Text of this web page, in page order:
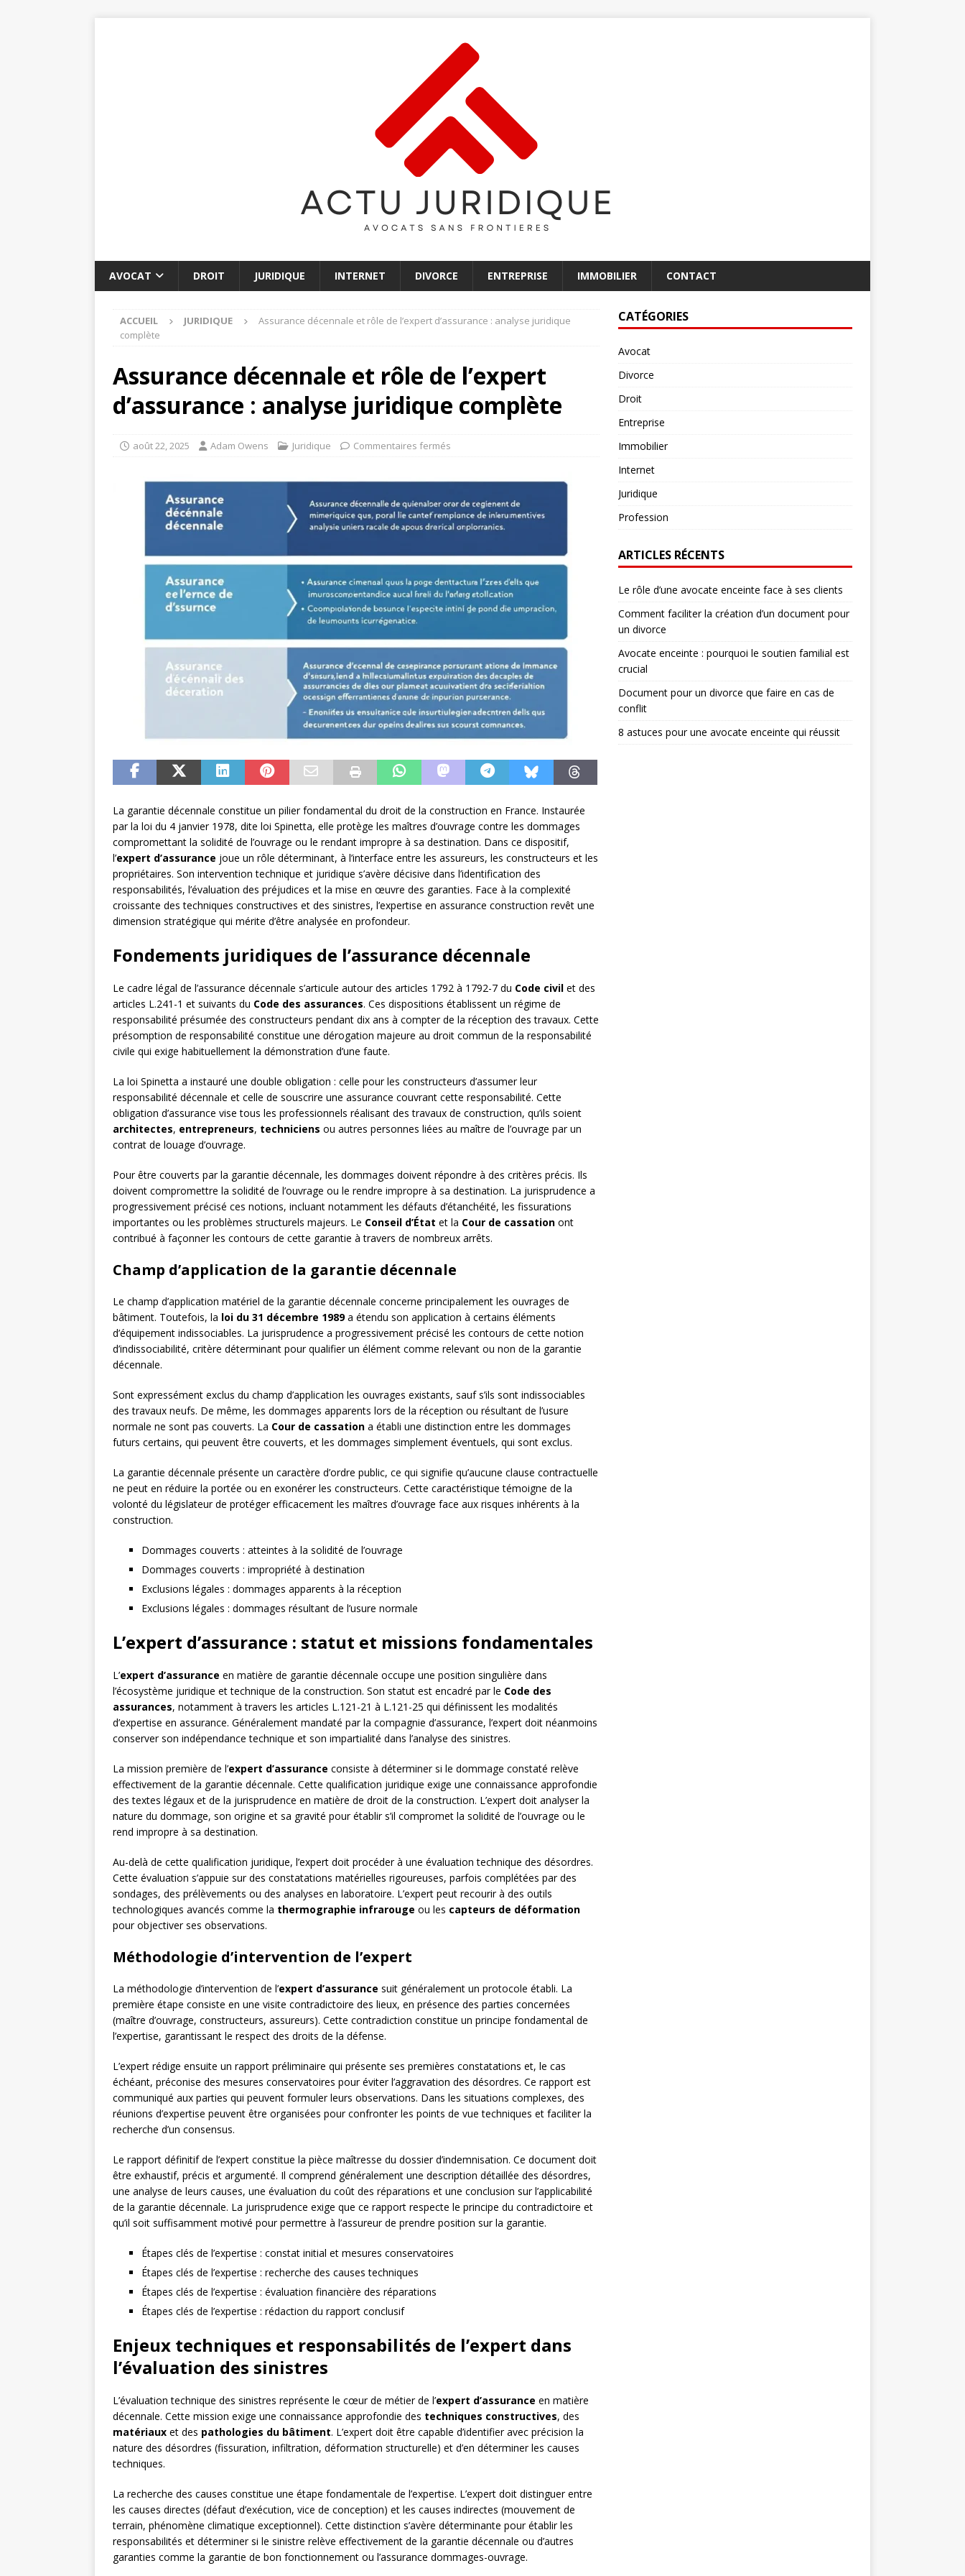
AVOCAT DROIT JURIDIQUE INTERNET DIVORCE ENTREPRISE IMMOBILIER CONTACT
ACCUEIL JURIDIQUE
Assurance décennale et rôle de l’expert d’assurance : analyse juridique
complète
Assurance décennale et rôle de l’expert
d’assurance : analyse juridique complète
août 22, 2025 Adam Owens Juridique Commentaires fermés
La garantie décennale constitue un pilier fondamental du droit de la construction en France. Instaurée
par la loi du 4 janvier 1978, dite loi Spinetta, elle protège les maîtres d’ouvrage contre les dommages
compromettant la solidité de l’ouvrage ou le rendant impropre à sa destination. Dans ce dispositif,
l’expert d’assurance joue un rôle déterminant, à l’interface entre les assureurs, les constructeurs et les
propriétaires. Son intervention technique et juridique s’avère décisive dans l’identification des
responsabilités, l’évaluation des préjudices et la mise en œuvre des garanties. Face à la complexité
croissante des techniques constructives et des sinistres, l’expertise en assurance construction revêt une
dimension stratégique qui mérite d’être analysée en profondeur.
Fondements juridiques de l’assurance décennale
Le cadre légal de l’assurance décennale s’articule autour des articles 1792 à 1792-7 du Code civil et des
articles L.241-1 et suivants du Code des assurances. Ces dispositions établissent un régime de
responsabilité présumée des constructeurs pendant dix ans à compter de la réception des travaux. Cette
présomption de responsabilité constitue une dérogation majeure au droit commun de la responsabilité
civile qui exige habituellement la démonstration d’une faute.
La loi Spinetta a instauré une double obligation : celle pour les constructeurs d’assumer leur
responsabilité décennale et celle de souscrire une assurance couvrant cette responsabilité. Cette
obligation d’assurance vise tous les professionnels réalisant des travaux de construction, qu’ils soient
architectes, entrepreneurs, techniciens ou autres personnes liées au maître de l’ouvrage par un
contrat de louage d’ouvrage.
Pour être couverts par la garantie décennale, les dommages doivent répondre à des critères précis. Ils
doivent compromettre la solidité de l’ouvrage ou le rendre impropre à sa destination. La jurisprudence a
progressivement précisé ces notions, incluant notamment les défauts d’étanchéité, les fissurations
importantes ou les problèmes structurels majeurs. Le Conseil d’État et la Cour de cassation ont
contribué à façonner les contours de cette garantie à travers de nombreux arrêts.
Champ d’application de la garantie décennale
Le champ d’application matériel de la garantie décennale concerne principalement les ouvrages de
bâtiment. Toutefois, la loi du 31 décembre 1989a étendu son application à certains éléments
d’équipement indissociables. La jurisprudence a progressivement précisé les contours de cette notion
d’indissociabilité, critère déterminant pour qualifier un élément comme relevant ou non de la garantie
décennale.
Sont expressément exclus du champ d’application les ouvrages existants, sauf s’ils sont indissociables
des travaux neufs. De même, les dommages apparents lors de la réception ou résultant de l’usure
normale ne sont pas couverts. La Cour de cassation a établi une distinction entre les dommages
futurs certains, qui peuvent être couverts, et les dommages simplement éventuels, qui sont exclus.
La garantie décennale présente un caractère d’ordre public, ce qui signifie qu’aucune clause contractuelle
ne peut en réduire la portée ou en exonérer les constructeurs. Cette caractéristique témoigne de la
volonté du législateur de protéger efficacement les maîtres d’ouvrage face aux risques inhérents à la
construction.
Dommages couverts : atteintes à la solidité de l’ouvrage
Dommages couverts : impropriété à destination
Exclusions légales : dommages apparents à la réception
Exclusions légales : dommages résultant de l’usure normale
L’expert d’assurance : statut et missions fondamentales
L’expert d’assurance en matière de garantie décennale occupe une position singulière dans
l’écosystème juridique et technique de la construction. Son statut est encadré par le Code des
assurances, notamment à travers les articles L.121-21 à L.121-25 qui définissent les modalités
d’expertise en assurance. Généralement mandaté par la compagnie d’assurance, l’expert doit néanmoins
conserver son indépendance technique et son impartialité dans l’analyse des sinistres.
La mission première de l’expert d’assurance consiste à déterminer si le dommage constaté relève
effectivement de la garantie décennale. Cette qualification juridique exige une connaissance approfondie
des textes légaux et de la jurisprudence en matière de droit de la construction. L’expert doit analyser la
nature du dommage, son origine et sa gravité pour établir s’il compromet la solidité de l’ouvrage ou le
rend impropre à sa destination.
Au-delà de cette qualification juridique, l’expert doit procéder à une évaluation technique des désordres.
Cette évaluation s’appuie sur des constatations matérielles rigoureuses, parfois complétées par des
sondages, des prélèvements ou des analyses en laboratoire. L’expert peut recourir à des outils
technologiques avancés comme la thermographie infrarouge ou les capteurs de déformation
pour objectiver ses observations.
Méthodologie d’intervention de l’expert
La méthodologie d’intervention de l’expert d’assurance suit généralement un protocole établi. La
première étape consiste en une visite contradictoire des lieux, en présence des parties concernées
(maître d’ouvrage, constructeurs, assureurs). Cette contradiction constitue un principe fondamental de
l’expertise, garantissant le respect des droits de la défense.
L’expert rédige ensuite un rapport préliminaire qui présente ses premières constatations et, le cas
échéant, préconise des mesures conservatoires pour éviter l’aggravation des désordres. Ce rapport est
communiqué aux parties qui peuvent formuler leurs observations. Dans les situations complexes, des
réunions d’expertise peuvent être organisées pour confronter les points de vue techniques et faciliter la
recherche d’un consensus.
Le rapport définitif de l’expert constitue la pièce maîtresse du dossier d’indemnisation. Ce document doit
être exhaustif, précis et argumenté. Il comprend généralement une description détaillée des désordres,
une analyse de leurs causes, une évaluation du coût des réparations et une conclusion sur l’applicabilité
de la garantie décennale. La jurisprudence exige que ce rapport respecte le principe du contradictoire et
qu’il soit suffisamment motivé pour permettre à l’assureur de prendre position sur la garantie.
Étapes clés de l’expertise : constat initial et mesures conservatoires
Étapes clés de l’expertise : recherche des causes techniques
Étapes clés de l’expertise : évaluation financière des réparations
Étapes clés de l’expertise : rédaction du rapport conclusif
Enjeux techniques et responsabilités de l’expert dans
l’évaluation des sinistres
L’évaluation technique des sinistres représente le cœur de métier de l’expert d’assurance en matière
décennale. Cette mission exige une connaissance approfondie des techniques constructives, des
matériaux et des pathologies du bâtiment. L’expert doit être capable d’identifier avec précision la
nature des désordres (fissuration, infiltration, déformation structurelle) et d’en déterminer les causes
techniques.
La recherche des causes constitue une étape fondamentale de l’expertise. L’expert doit distinguer entre
les causes directes (défaut d’exécution, vice de conception) et les causes indirectes (mouvement de
terrain, phénomène climatique exceptionnel). Cette distinction s’avère déterminante pour établir les
responsabilités et déterminer si le sinistre relève effectivement de la garantie décennale ou d’autres
garanties comme la garantie de bon fonctionnement ou l’assurance dommages-ouvrage.
CATÉGORIES
Avocat
Divorce
Droit
Entreprise
Immobilier
Internet
Juridique
Profession
ARTICLES RÉCENTS
Le rôle d’une avocate enceinte face à ses clients
Comment faciliter la création d’un document pour
un divorce
Avocate enceinte : pourquoi le soutien familial est
crucial
Document pour un divorce que faire en cas de
conflit
8 astuces pour une avocate enceinte qui réussit